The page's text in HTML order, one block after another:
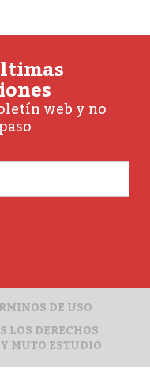
web y no
LOS DERECHOS
MUTO ESTUDIO
DE USO